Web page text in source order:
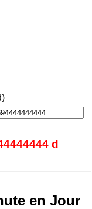
d
en Jour